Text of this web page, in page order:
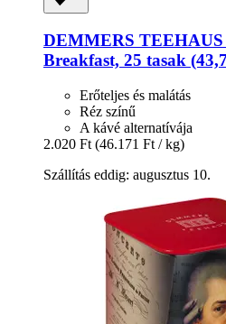
DEMMERS TEEHAUS
Breakfast, 25 tasak
Erőteljes és malátás
Réz színű
A kávé alternatívája
2.020 Ft (46.171 Ft / kg)
Szállítás eddig: augusztus 10.